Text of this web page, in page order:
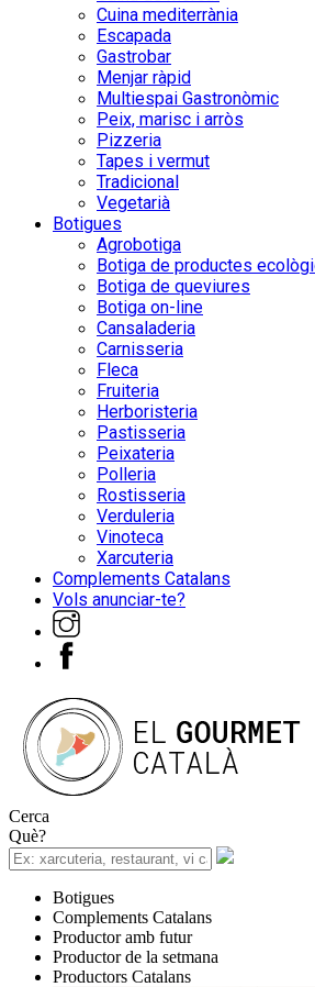
Cuina mediterrània
Escapada
Gastrobar
Menjar ràpid
Multiespai Gastronòmic
Peix, marisc i arròs
Pizzeria
Tapes i vermut
Tradicional
Vegetarià
Botigues
Agrobotiga
Botiga de productes
Botiga de queviures
Botiga on-line
Cansaladeria
Carnisseria
Fleca
Fruiteria
Herboristeria
Pastisseria
Peixateria
Polleria
Rostisseria
Verduleria
Vinoteca
Xarcuteria
Complements Catalans
Vols anunciar-te?
Cerca
Què?
Botigues
Complements Catalans
Productor amb futur
Productor de la setmana
Productors Catalans